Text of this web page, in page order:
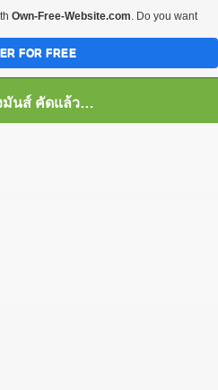
หนังดี หนังมันส์ คัดแล้ว เพื่อคุณ
Own-Free-Website.com. Do you want
FOR FREE